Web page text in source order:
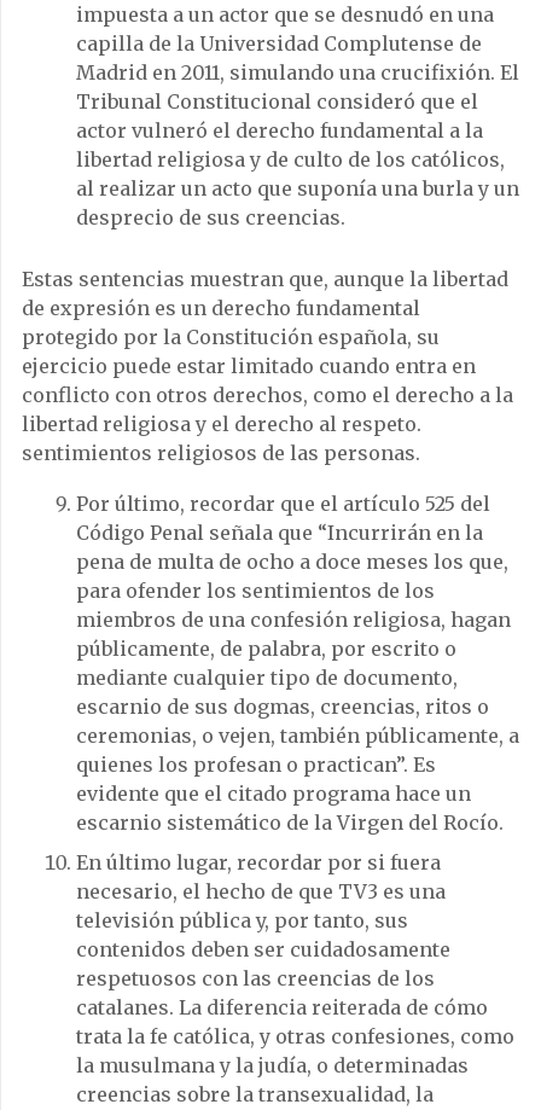
impuesta a un actor que se desnudó en una
capilla de la Universidad Complutense de
Madrid en 2011, simulando una crucifixión. El
Tribunal Constitucional consideró que el
actor vulneró el derecho fundamental a la
libertad religiosa y de culto de los católicos,
al realizar un acto que suponía una burla y un
desprecio de sus creencias.
Estas sentencias muestran que, aunque la libertad
de expresión es un derecho fundamental
protegido por la Constitución española, su
ejercicio puede estar limitado cuando entra en
conflicto con otros derechos, como el derecho a la
libertad religiosa y el derecho al respeto.
sentimientos religiosos de las personas.
Por último, recordar que el artículo 525 del
Código Penal señala que “Incurrirán en la
pena de multa de ocho a doce meses los que,
para ofender los sentimientos de los
miembros de una confesión religiosa, hagan
públicamente, de palabra, por escrito o
mediante cualquier tipo de documento,
escarnio de sus dogmas, creencias, ritos o
ceremonias, o vejen, también públicamente, a
quienes los profesan o practican”. Es
evidente que el citado programa hace un
escarnio sistemático de la Virgen del Rocío.
En último lugar, recordar por si fuera
necesario, el hecho de que TV3 es una
televisión pública y, por tanto, sus
contenidos deben ser cuidadosamente
respetuosos con las creencias de los
catalanes. La diferencia reiterada de cómo
trata la fe católica, y otras confesiones, como
la musulmana y la judía, o determinadas
creencias sobre la transexualidad, la